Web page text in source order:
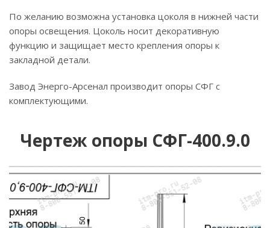
По желанию возможна установка цоколя в нижней части
опоры освещения. Цоколь носит декоративную
функцию и защищает место крепления опоры к
закладной детали.
Завод Энерго-Арсенал производит опоры СФГ с
комплектующими.
Чертеж опоры СФГ-400.9.0